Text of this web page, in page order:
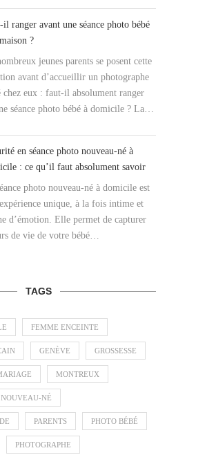
il ranger avant une séance photo bébé
?
jeunes parents se posent cette
avant d’accueillir un photographe
chez eux : faut-il absolument ranger
séance photo bébé à domicile ? La…
en séance photo nouveau-né à
: ce qu’il faut absolument savoir
photo nouveau-né à domicile est
unique, à la fois intime et
d’émotion. Elle permet de capturer
de vie de votre bébé…
TAGS
FEMME ENCEINTE
GENÈVE GROSSESSE
MONTREUX
NOUVEAU-NÉ
PARENTS PHOTO BÉBÉ
PHOTOGRAPHE